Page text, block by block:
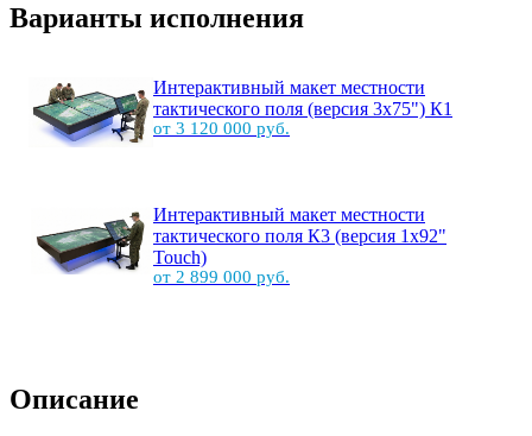
Варианты исполнения
Интерактивный макет местности
тактического поля (версия 3х75") К1
от 3 120 000 руб.
Интерактивный макет местности
тактического поля К3 (версия 1х92"
Touch)
от 2 899 000 руб.
Описание